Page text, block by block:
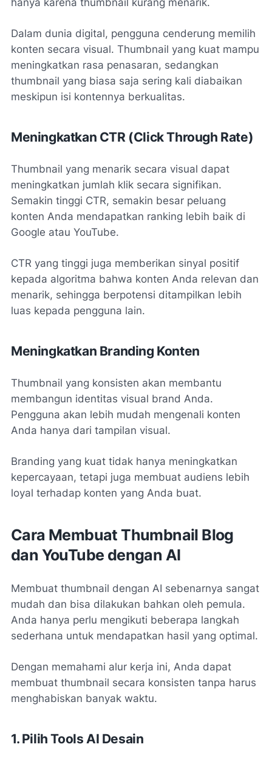
hanya karena thumbnail kurang menarik.
Dalam dunia digital, pengguna cenderung memilih
konten secara visual. Thumbnail yang kuat mampu
meningkatkan rasa penasaran, sedangkan
thumbnail yang biasa saja sering kali diabaikan
meskipun isi kontennya berkualitas.
Meningkatkan CTR (Click Through Rate)
Thumbnail yang menarik secara visual dapat
meningkatkan jumlah klik secara signifikan.
Semakin tinggi CTR, semakin besar peluang
konten Anda mendapatkan ranking lebih baik di
Google atau YouTube.
CTR yang tinggi juga memberikan sinyal positif
kepada algoritma bahwa konten Anda relevan dan
menarik, sehingga berpotensi ditampilkan lebih
luas kepada pengguna lain.
Meningkatkan Branding Konten
Thumbnail yang konsisten akan membantu
membangun identitas visual brand Anda.
Pengguna akan lebih mudah mengenali konten
Anda hanya dari tampilan visual.
Branding yang kuat tidak hanya meningkatkan
kepercayaan, tetapi juga membuat audiens lebih
loyal terhadap konten yang Anda buat.
Cara Membuat Thumbnail Blog
dan YouTube dengan AI
Membuat thumbnail dengan AI sebenarnya sangat
mudah dan bisa dilakukan bahkan oleh pemula.
Anda hanya perlu mengikuti beberapa langkah
sederhana untuk mendapatkan hasil yang optimal.
Dengan memahami alur kerja ini, Anda dapat
membuat thumbnail secara konsisten tanpa harus
menghabiskan banyak waktu.
1. Pilih Tools AI Desain